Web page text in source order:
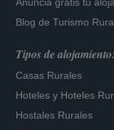
Blog de Turismo
Tipos de alojamiento:
Casas Rurales
Hoteles y Hoteles
Hostales Rurales